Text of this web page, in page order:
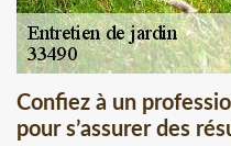
Confiez à un
pour s’assurer des